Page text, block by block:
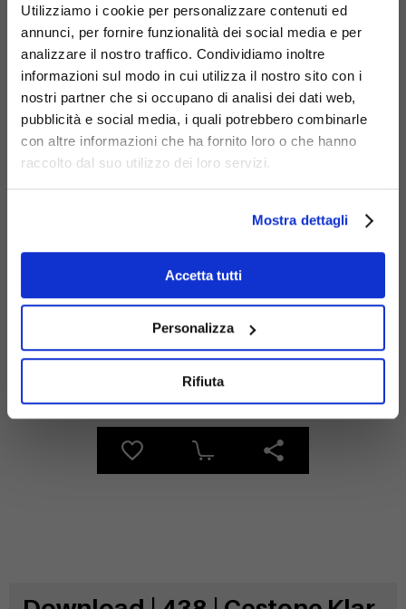
Utilizziamo i cookie per personalizzare contenuti ed
annunci, per fornire funzionalità dei social media e per
analizzare il nostro traffico. Condividiamo inoltre
informazioni sul modo in cui utilizza il nostro sito con i
nostri partner che si occupano di analisi dei dati web,
pubblicità e social media, i quali potrebbero combinarle
con altre informazioni che ha fornito loro o che hanno
raccolto dal suo utilizzo dei loro servizi.
Mostra dettagli
Accetta tutti
Personalizza
Rifiuta
Materiali
Acciaio
zincato